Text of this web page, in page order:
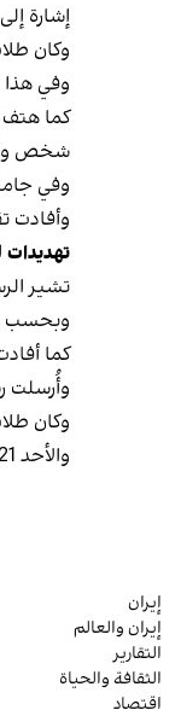
إشارة إلى
وكان
وفي
كما هتف
شخص
وفي
وأفادت
تشير
وبحسب
كما أفادت
وأُرسلت
وكان
والأحد 21 و22 فبراير، وشهدت بعض هذه التجمعات تدخلات عنيفة من قوات "الباسيج".
إيران
إيران والعالم
التقارير
الثقافة والحياة
اقتصاد